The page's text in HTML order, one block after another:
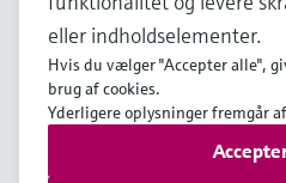
DNK •Dansk
Copyright © Endress+Hauser
Interneterklæring og
eller indholdselementer.
Hvis du vælger "Accepter alle",
brug af cookies.
Yderligere oplysninger fremgår